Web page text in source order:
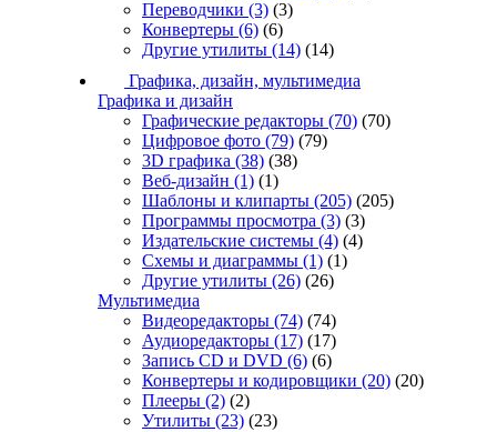
Переводчики (3) (3)
Конвертеры (6) (6)
Другие утилиты (14) (14)
Графика, дизайн, мультимедиа
Графика и дизайн
Графические редакторы (70) (70)
Цифровое фото (79) (79)
3D графика (38) (38)
Веб-дизайн (1) (1)
Шаблоны и клипарты (205) (205)
Программы просмотра (3) (3)
Издательские системы (4) (4)
Схемы и диаграммы (1) (1)
Другие утилиты (26) (26)
Мультимедиа
Видеоредакторы (74) (74)
Аудиоредакторы (17) (17)
Запись CD и DVD (6) (6)
Конвертеры и кодировщики (20) (20)
Плееры (2) (2)
Утилиты (23) (23)